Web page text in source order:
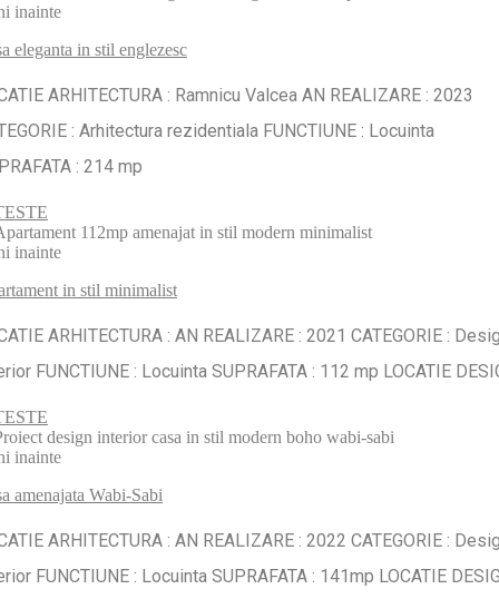
inainte
eleganta in stil englezesc
ARHITECTURA : Ramnicu Valcea AN REALIZARE : 2023
: Arhitectura rezidentiala FUNCTIUNE : Locuinta
: 214 mp
inainte
in stil minimalist
ARHITECTURA : AN REALIZARE : 2021 CATEGORIE :
FUNCTIUNE : Locuinta SUPRAFATA : 112 mp LOCATIE
inainte
amenajata Wabi-Sabi
ARHITECTURA : AN REALIZARE : 2022 CATEGORIE :
FUNCTIUNE : Locuinta SUPRAFATA : 141mp LOCATIE